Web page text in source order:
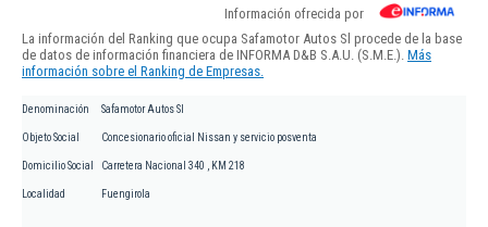
Información ofrecida por
La información del Ranking que ocupa Safamotor Autos Sl procede de la base
de datos de información financiera de INFORMA D&B S.A.U. (S.M.E.). Más
información sobre el Ranking de Empresas.
Denominación Safamotor Autos Sl
Objeto Social Concesionario oficial Nissan y servicio posventa
Domicilio Social Carretera Nacional 340 , KM 218
Localidad Fuengirola